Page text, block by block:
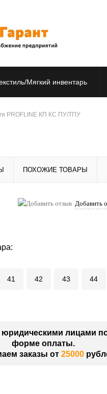
Мягкий инвентарь
Распродажа
PROFLINE КП КС ПУ/ТПУ
ПОХОЖИЕ ТОВАРЫ
Добавить
41 42 43 44
юридическими лицами
форме оплаты.
заказы от 25000